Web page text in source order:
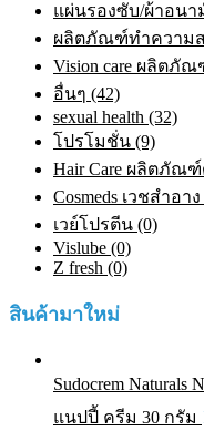
แผ่นรองซับ/ผ้าอนา
ผลิตภัณฑ์ทําความส
Vision care ผลิตภัณ
อื่นๆ (42)
sexual health (32)
โปรโมชั่น (9)
Hair Care ผลิตภัณ
Cosmeds เวชสําอาง
เวย์โปรตีน (0)
Vislube (0)
Z fresh (0)
สินค้ามาใหม่
Sudocrem Naturals
แนปปี้ ครีม 30 กรัม